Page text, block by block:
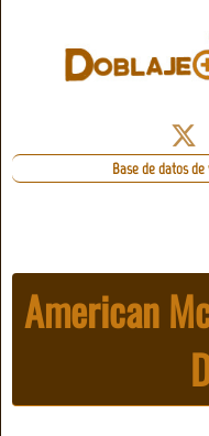
Base de datos
American